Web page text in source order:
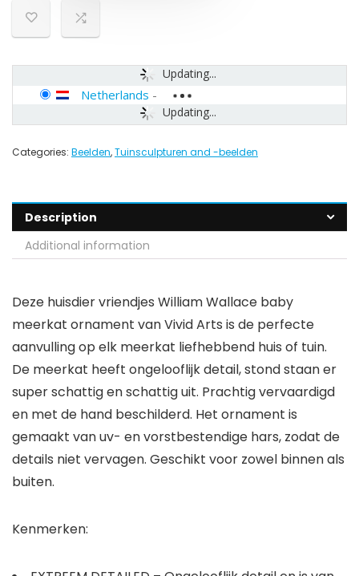
Updating...
Updating...
Netherlands -
Categories: Beelden,Tuinsculpturen and -beelden
Description
Additional information
Deze huisdier vriendjes William Wallace baby
meerkat ornament van Vivid Arts is de perfecte
aanvulling op elk meerkat liefhebbend huis of tuin.
De meerkat heeft ongelooflijk detail, stond staan er
super schattig en schattig uit. Prachtig vervaardigd
en met de hand beschilderd. Het ornament is
gemaakt van uv- en vorstbestendige hars, zodat de
details niet vervagen. Geschikt voor zowel binnen als
buiten.
Kenmerken: